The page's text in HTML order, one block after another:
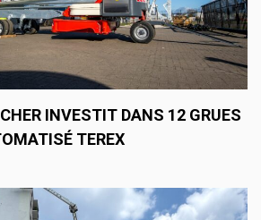
INVESTIT DANS 12 GRUES
TEREX